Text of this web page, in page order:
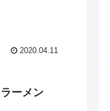
2020.04.11
ーメン